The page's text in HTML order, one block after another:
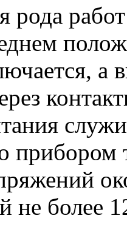
рода
а
прибором
не более